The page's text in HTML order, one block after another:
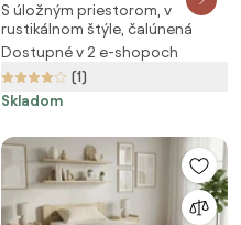
biela Rošt: S latkovým roštom,
Matrac: Bez matraca
S úložným priestorom, v
rustikálnom štýle, čalúnená
Dostupné v 2 e-shopoch
(1)
Skladom